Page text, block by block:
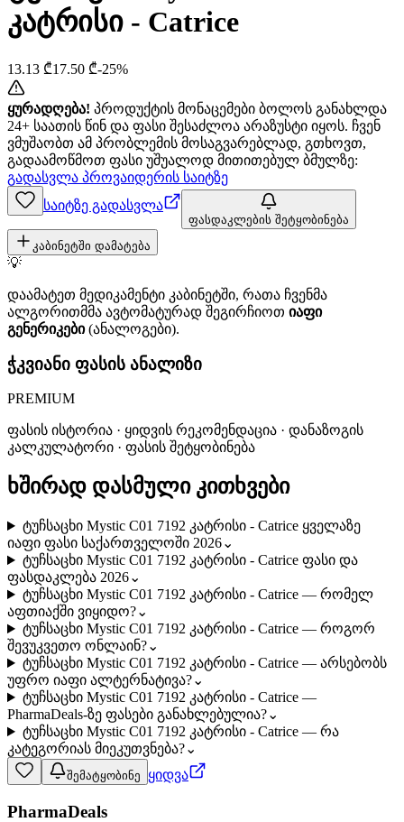
კატრისი - Catrice
13.13 ₾17.50 ₾-25%
ყურადღება! პროდუქტის მონაცემები ბოლოს განახლდა
24+ საათის წინ და ფასი შესაძლოა არაზუსტი იყოს. ჩვენ
ვმუშაობთ ამ პრობლემის მოსაგვარებლად, გთხოვთ,
გადაამოწმოთ ფასი უშუალოდ მითითებულ ბმულზე:
გადასვლა პროვაიდერის საიტზე
საიტზე გადასვლა
ფასდაკლების შეტყობინება
კაბინეტში დამატება
💡
დაამატეთ მედიკამენტი კაბინეტში, რათა ჩვენმა
ალგორითმმა ავტომატურად შეგირჩიოთ იაფი
გენერიკები(ანალოგები).
ჭკვიანი ფასის ანალიზი
PREMIUM
ფასის ისტორია · ყიდვის რეკომენდაცია · დანაზოგის
კალკულატორი · ფასის შეტყობინება
ხშირად დასმული კითხვები
ტუჩსაცხი Mystic C01 7192 კატრისი - Catrice ყველაზე
იაფი ფასი საქართველოში 2026⌄
ტუჩსაცხი Mystic C01 7192 კატრისი - Catrice ფასი და
ფასდაკლება 2026⌄
ტუჩსაცხი Mystic C01 7192 კატრისი - Catrice — რომელ
აფთიაქში ვიყიდო?⌄
ტუჩსაცხი Mystic C01 7192 კატრისი - Catrice — როგორ
შევუკვეთო ონლაინ?⌄
ტუჩსაცხი Mystic C01 7192 კატრისი - Catrice — არსებობს
უფრო იაფი ალტერნატივა?⌄
ტუჩსაცხი Mystic C01 7192 კატრისი - Catrice —
PharmaDeals-ზე ფასები განახლებულია?⌄
ტუჩსაცხი Mystic C01 7192 კატრისი - Catrice — რა
კატეგორიას მიეკუთვნება?⌄
შემატყობინე ყიდვა
PharmaDeals